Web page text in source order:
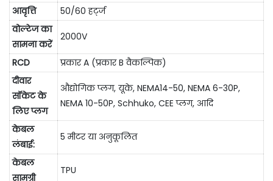
आवृत्ति
50/60 हर्ट्ज
वोल्टेज का
सामना करें
2000V
RCD
प्रकार A (प्रकार B वैकल्पिक)
दीवार
सॉकेट के
लिए प्लग
औद्योगिक प्लग, यूके, NEMA14-50, NEMA 6-30P,
NEMA 10-50P, Schhuko, CEE प्लग, आदि
केबल
लंबाई:
5 मीटर या अनुकूलित
केबल
सामग्री
TPU